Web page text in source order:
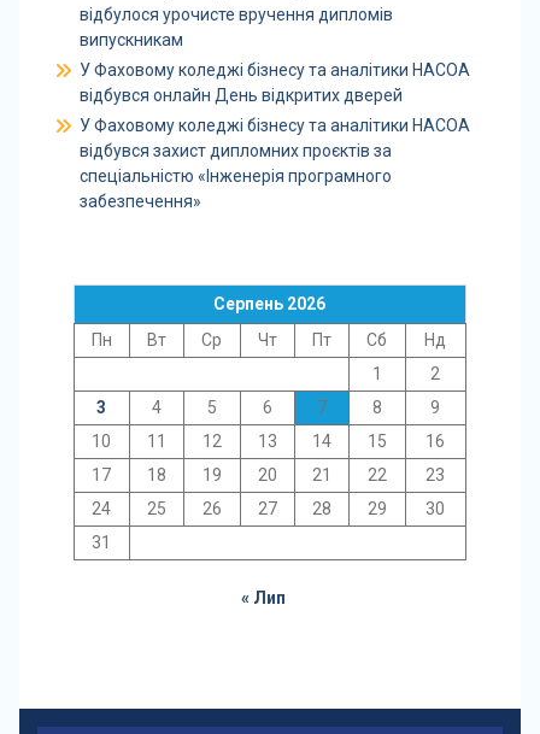
відбулося урочисте вручення дипломів
випускникам
У Фаховому коледжі бізнесу та аналітики НАСОА
відбувся онлайн День відкритих дверей
У Фаховому коледжі бізнесу та аналітики НАСОА
відбувся захист дипломних проєктів за
спеціальністю «Інженерія програмного
забезпечення»
Серпень 2026
Пн
Вт Ср Чт Пт Сб
Нд
1
2
3
4 5 6 7 8
9
10
11 12 13 14 15
16
17
18 19 20 21 22
23
24
25 26 27 28 29
30
31
« Лип